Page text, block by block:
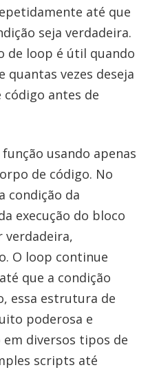
até que
seja verdadeira.
de loop é útil quando
quantas vezes deseja
antes de
usando apenas
de código. No
condição da
execução do bloco
verdadeira,
O loop continue
que a condição
essa estrutura de
poderosa e
diversos tipos de
scripts até